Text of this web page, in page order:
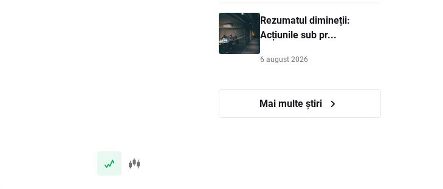
Rezumatul dimineții:
Acțiunile sub pr...
6 august 2026
Mai multe știri